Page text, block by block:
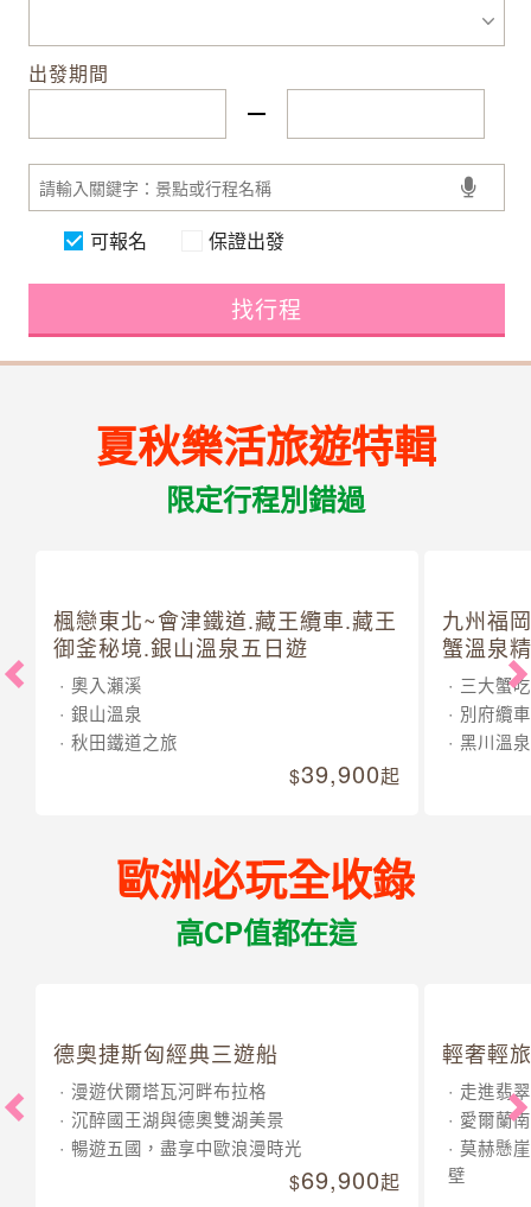
出發期間
可報名 保證出發
找行程
夏秋樂活旅遊特輯
限定行程別錯過
楓戀東北~會津鐵道.藏王纜車.藏王
御釜秘境.銀山溫泉五日遊
奧入瀨溪
銀山溫泉
秋田鐵道之旅
39,900起
九州福
蟹溫泉
三大蟹
別府纜車
黑川溫泉
歐洲必玩全收錄
高CP值都在這
德奧捷斯匈經典三遊船
漫遊伏爾塔瓦河畔布拉格
沉醉國王湖與德奧雙湖美景
暢遊五國，盡享中歐浪漫時光
69,900起
輕奢輕
走進翡
愛爾蘭
莫赫懸
壁